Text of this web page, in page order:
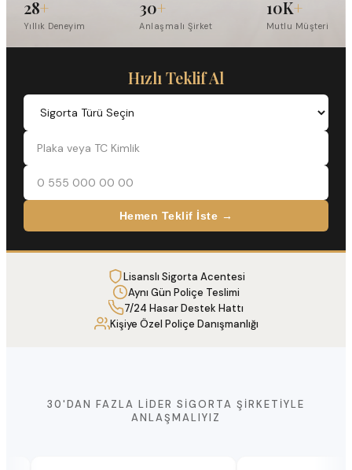
28+
Yıllık Deneyim
30+
Anlaşmalı Şirket
10K+
Mutlu Müşteri
Hızlı Teklif Al
Hemen Teklif İste →
Lisanslı Sigorta Acentesi
Aynı Gün Poliçe Teslimi
7/24 Hasar Destek Hattı
Kişiye Özel Poliçe Danışmanlığı
30'DAN FAZLA LIDER SIGORTA ŞIRKETIYLE
ANLAŞMALIYIZ